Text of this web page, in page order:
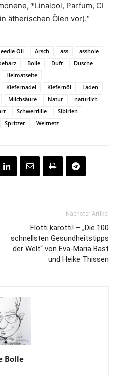
*Linalool, Parfum, CI
ätherischen Ölen vor).“
Oil Arsch ass
asshole
Bolle Duft
Dusche
Heimatseite
Kiefernadel Kiefernöl
Laden
Milchsäure Natur
natürlich
Schwertlilie
Sibirien
Spritzer Weltnetz
Nächster Artikel
Flotti karotti! – „Die 100
schnellsten Gesundheitstipps
der Welt“ von Eva-Maria Bast
und Heike Thissen
Bolle